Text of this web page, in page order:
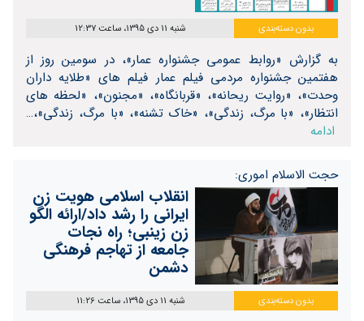
بدون دسته‌بندی شنبه 11 دی 1395، ساعت 12:37
به گزارش «روابط عمومی جشنواره عمار»، در سومین روز از
هفتمین جشنواره مردمی فیلم عمار فیلم های «طلایه داران
وحدت»، «روایت ریحانه»، «قربانگاه»، «مجنون»، «لحظه های
انتظار»، «با مرگ، زندگی»، «خاک تشنه»، «با مرگ، زندگی»،…
ادامه
حجت الاسلام اموری:
انقلاب اسلامی هویت زن
ایرانی را رشد داد/ارائه الگو
زن زینبی؛ راه نجات
جامعه از تهاجم فرهنگی
دشمن
بدون دسته‌بندی شنبه 11 دی 1395، ساعت 11:26